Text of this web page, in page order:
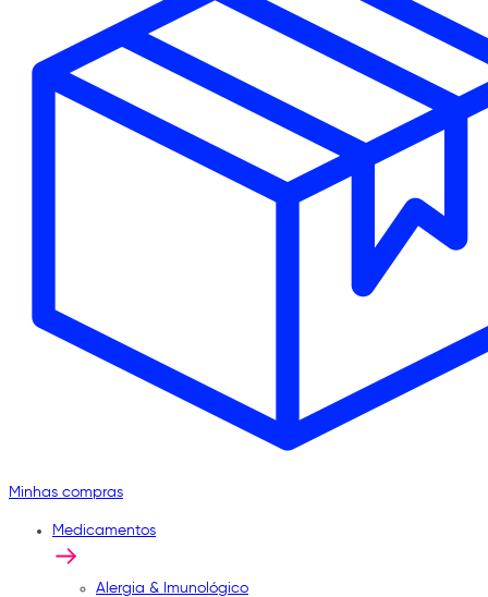
Minhas compras
Medicamentos
Alergia & Imunológico